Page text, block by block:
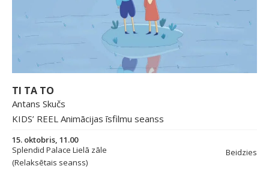
TI TA TO
Antans Skučs
KIDS’ REEL Animācijas īsfilmu seanss
15. oktobris, 11.00
Splendid Palace Lielā zāle
(Relaksētais seanss)
Beidzies